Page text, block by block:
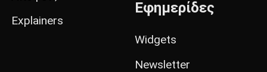
Explainers
Εφημερίδες
Widgets
Newsletter